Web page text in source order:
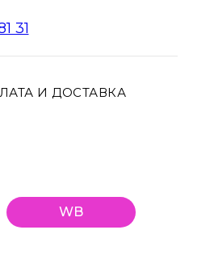
31
И ДОСТАВКА
WB